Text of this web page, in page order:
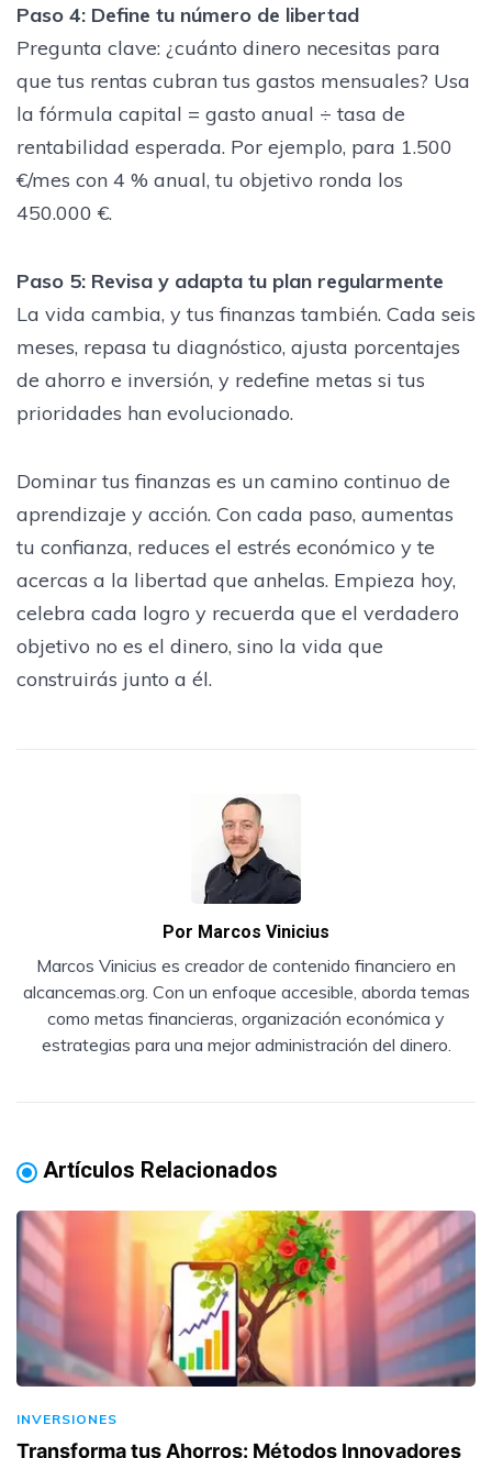
Paso 4: Define tu número de libertad
Pregunta clave: ¿cuánto dinero necesitas para
que tus rentas cubran tus gastos mensuales? Usa
la fórmula capital = gasto anual ÷ tasa de
rentabilidad esperada. Por ejemplo, para 1.500
€/mes con 4 % anual, tu objetivo ronda los
450.000 €.
Paso 5: Revisa y adapta tu plan regularmente
La vida cambia, y tus finanzas también. Cada seis
meses, repasa tu diagnóstico, ajusta porcentajes
de ahorro e inversión, y redefine metas si tus
prioridades han evolucionado.
Dominar tus finanzas es un camino continuo de
aprendizaje y acción. Con cada paso, aumentas
tu confianza, reduces el estrés económico y te
acercas a la libertad que anhelas. Empieza hoy,
celebra cada logro y recuerda que el verdadero
objetivo no es el dinero, sino la vida que
construirás junto a él.
Por Marcos Vinicius
Marcos Vinicius es creador de contenido financiero en
alcancemas.org. Con un enfoque accesible, aborda temas
como metas financieras, organización económica y
estrategias para una mejor administración del dinero.
Artículos Relacionados
INVERSIONES
Transforma tus Ahorros: Métodos Innovadores